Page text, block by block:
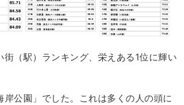
街（駅）ランキング、栄えある1位に輝い
岸公園」でした。これは多くの人の頭に